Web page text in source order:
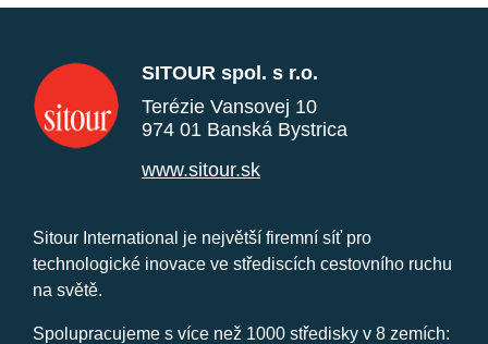
SITOUR spol. s r.o.
Terézie Vansovej 10
974 01 Banská Bystrica
www.sitour.sk
Sitour International je největší firemní síť pro
technologické inovace ve střediscích cestovního ruchu
na světě.
Spolupracujeme s více než 1000 středisky v 8 zemích: